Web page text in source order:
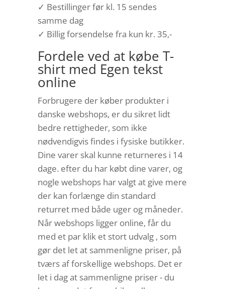
✓ Bestillinger før kl. 15 sendes
samme dag
✓ Billig forsendelse fra kun kr. 35,-
Fordele ved at købe T-
shirt med Egen tekst
online
Forbrugere der køber produkter i
danske webshops, er du sikret lidt
bedre rettigheder, som ikke
nødvendigvis findes i fysiske butikker.
Dine varer skal kunne returneres i 14
dage. efter du har købt dine varer, og
nogle webshops har valgt at give mere
der kan forlænge din standard
returret med både uger og måneder.
Når webshops ligger online, får du
med et par klik et stort udvalg , som
gør det let at sammenligne priser, på
tværs af forskellige webshops. Det er
let i dag at sammenligne priser - du